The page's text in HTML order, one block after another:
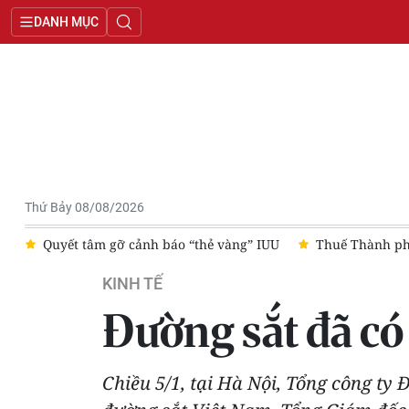
DANH MỤC
Thứ Bảy 08/08/2026
báo “thẻ vàng” IUU Thuế Thành phố Hồ Chí Minh thu
KINH TẾ
Đường sắt đã
Chiều 5/1, tại Hà Nội, Tổng công